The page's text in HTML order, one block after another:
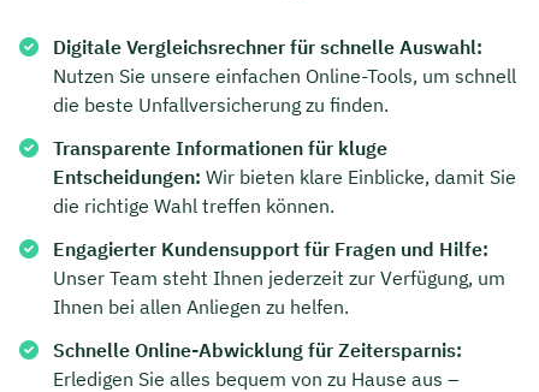
Digitale Vergleichsrechner für schnelle Auswahl:
Nutzen Sie unsere einfachen Online-Tools, um schnell
die beste Unfallversicherung zu finden.
Transparente Informationen für kluge
Entscheidungen: Wir bieten klare Einblicke, damit Sie
die richtige Wahl treffen können.
Engagierter Kundensupport für Fragen und Hilfe:
Unser Team steht Ihnen jederzeit zur Verfügung, um
Ihnen bei allen Anliegen zu helfen.
Schnelle Online-Abwicklung für Zeitersparnis:
Erledigen Sie alles bequem von zu Hause aus –